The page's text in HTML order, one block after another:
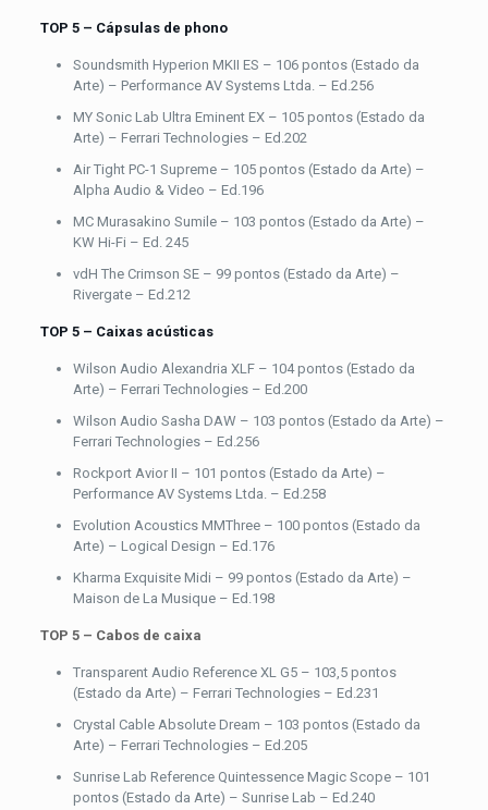
TOP 5 – Cápsulas de phono
Soundsmith Hyperion MKII ES – 106 pontos (Estado da
Arte) – Performance AV Systems Ltda. – Ed.256
MY Sonic Lab Ultra Eminent EX – 105 pontos (Estado da
Arte) – Ferrari Technologies – Ed.202
Air Tight PC-1 Supreme – 105 pontos (Estado da Arte) –
Alpha Audio & Video – Ed.196
MC Murasakino Sumile – 103 pontos (Estado da Arte) –
KW Hi-Fi – Ed. 245
vdH The Crimson SE – 99 pontos (Estado da Arte) –
Rivergate – Ed.212
TOP 5 – Caixas acústicas
Wilson Audio Alexandria XLF – 104 pontos (Estado da
Arte) – Ferrari Technologies – Ed.200
Wilson Audio Sasha DAW – 103 pontos (Estado da Arte) –
Ferrari Technologies – Ed.256
Rockport Avior II – 101 pontos (Estado da Arte) –
Performance AV Systems Ltda. – Ed.258
Evolution Acoustics MMThree – 100 pontos (Estado da
Arte) – Logical Design – Ed.176
Kharma Exquisite Midi – 99 pontos (Estado da Arte) –
Maison de La Musique – Ed.198
TOP 5 – Cabos de caixa
Transparent Audio Reference XL G5 – 103,5 pontos
(Estado da Arte) – Ferrari Technologies – Ed.231
Crystal Cable Absolute Dream – 103 pontos (Estado da
Arte) – Ferrari Technologies – Ed.205
Sunrise Lab Reference Quintessence Magic Scope – 101
pontos (Estado da Arte) – Sunrise Lab – Ed.240